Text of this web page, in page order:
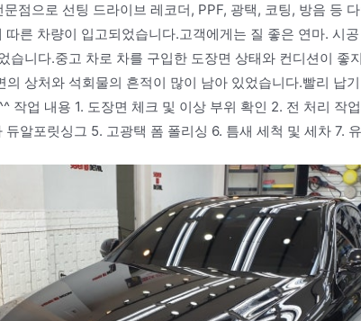
점으로 선팅 드라이브 레코더, PPF, 광택, 코팅, 방음 등
른 차량이 입고되었습니다.고객에게는 질 좋은 연마. 시
습니다.중고 차로 차를 구입한 도장면 상태와 컨디션이 좋
의 상처와 석회물의 흔적이 많이 남아 있었습니다.빨리 납
작업 내용 1. 도장면 체크 및 이상 부위 확인 2. 전 처리 작
알포릿싱그 5. 고광택 폼 폴리싱 6. 틈새 세척 및 세차 7.